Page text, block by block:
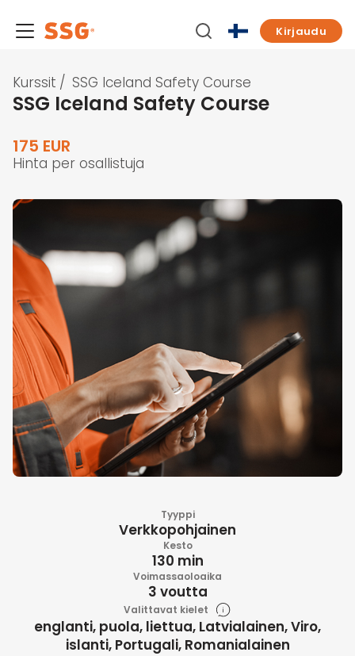
Kirjaudu
Kurssit / SSG Iceland Safety Course
SSG Iceland Safety Course
175 EUR
Hinta per osallistuja
Tyyppi
Verkkopohjainen
Kesto
130 min
Voimassaoloaika
3 voutta
Valittavat kielet
englanti, puola, liettua, Latvialainen, Viro,
islanti, Portugali, Romanialainen